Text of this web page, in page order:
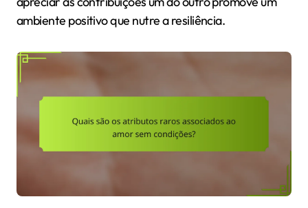
ambiente positivo que nutre a resiliência.